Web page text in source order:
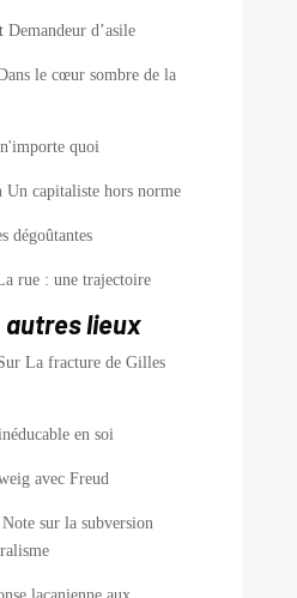
Demandeur d’asile
le cœur sombre de la
quoi
Un capitaliste hors norme
dégoûtantes
rue : une trajectoire
lieux
La fracture de Gilles
en soi
avec Freud
sur la subversion